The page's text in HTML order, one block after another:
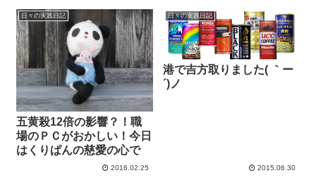
日々の実践日記
五黄殺12倍の影響？！職
場のＰＣがおかしい！今日
はくりぱんの慈愛の心で
2016.02.25
日々の実践日記
港で吉方取りました( ｀ー
´)ノ
2015.06.30